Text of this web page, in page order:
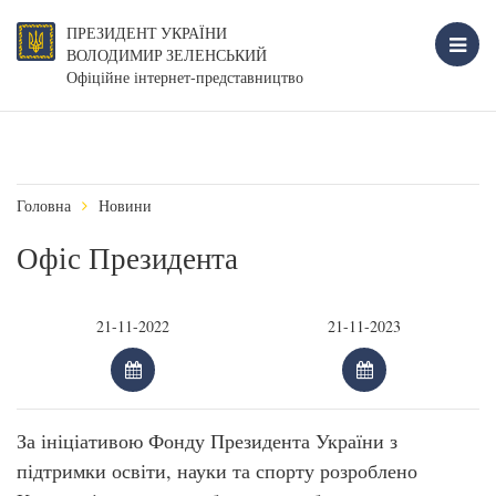
ПРЕЗИДЕНТ УКРАЇНИ
ВОЛОДИМИР ЗЕЛЕНСЬКИЙ
Офіційне інтернет-представництво
Головна Новини
Офіс Президента
За ініціативою Фонду Президента України з
підтримки освіти, науки та спорту розроблено